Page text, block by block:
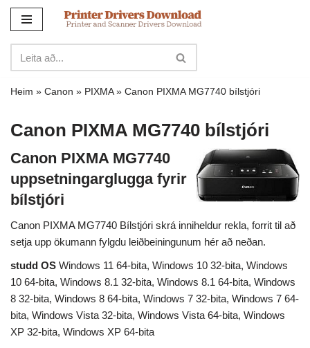
yfir
í
innihald
Heim » Canon » PIXMA» Canon PIXMA MG7740 bílstjóri
Canon PIXMA MG7740 bílstjóri
Canon PIXMA MG7740
uppsetningarglugga fyrir
bílstjóri
Canon PIXMA MG7740 Bílstjóri skrá inniheldur rekla, forrit til að
setja upp ökumann fylgdu leiðbeiningunum hér að neðan.
studd OS Windows 11 64-bita, Windows 10 32-bita, Windows
10 64-bita, Windows 8.1 32-bita, Windows 8.1 64-bita, Windows
8 32-bita, Windows 8 64-bita, Windows 7 32-bita, Windows 7 64-
bita, Windows Vista 32-bita, Windows Vista 64-bita, Windows
XP 32-bita, Windows XP 64-bita